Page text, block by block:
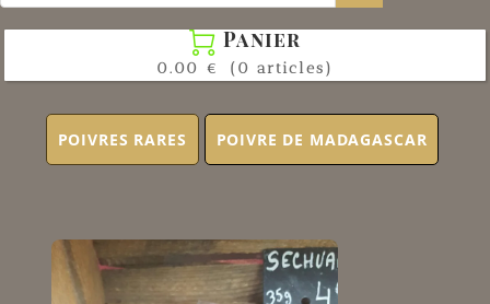
 Panier
0.00 € (0 articles)
POIVRES RARES POIVRE DE MADAGASCAR